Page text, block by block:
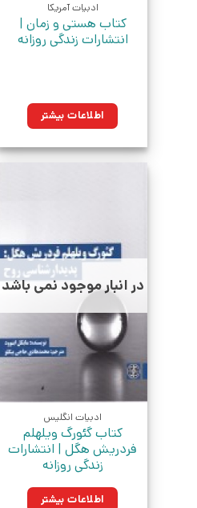
ادبیات آمریکا
کتاب هستی و زمان |
انتشارات زندگی روزانه
اطلاعات بیشتر
در انبار موجود نمی باشد
ادبیات انگلیس
کتاب گئورگ ویلهلم
فردریش هگل | انتشارات
زندگی روزانه
اطلاعات بیشتر